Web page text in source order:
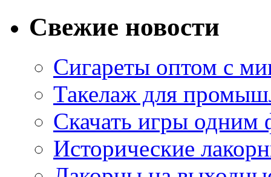
Свежие новости
Сигареты оптом с
Такелаж для
Скачать игры одним
Исторические